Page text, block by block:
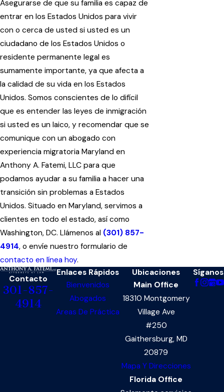
Asegurarse de que su familia es capaz de
entrar en los Estados Unidos para vivir
con o cerca de usted si usted es un
ciudadano de los Estados Unidos o
residente permanente legal es
sumamente importante, ya que afecta a
la calidad de su vida en los Estados
Unidos. Somos conscientes de lo difícil
que es entender las leyes de inmigración
si usted es un laico, y recomendar que se
comunique con un abogado con
experiencia migratoria Maryland en
Anthony A. Fatemi, LLC para que
podamos ayudar a su familia a hacer una
transición sin problemas a Estados
Unidos. Situado en Maryland, servimos a
clientes en todo el estado, así como
Washington, DC. Llámenos al (301) 857-
4914, o envíe nuestro formulario de
contacto en línea hoy.
Contacto
301-857-
4914
Enlaces Rápidos
Bienvenidos
Abogados
Areas De Práctica
Ubicaciones
Main Office
18310 Montgomery
Village Ave
#250
Gaithersburg, MD
20879
Mapa Y Direcciones
Florida Office
Síganos